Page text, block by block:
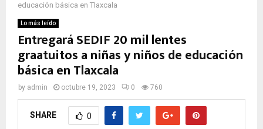
educación básica en Tlaxcala
Lo más leído
Entregará SEDIF 20 mil lentes
graatuitos a niñas y niños de educación
básica en Tlaxcala
by admin octubre 19, 2023 0 760
SHARE 0